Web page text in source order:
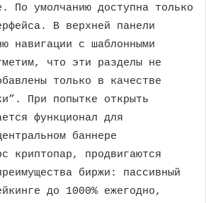
По умолчанию доступна только
В верхней панели
навигации с шаблонными
что эти разделы не
только в качестве
При попытке открыть
функционал для
баннере
криптопар, продвигаются
биржи: пассивный
до 1000% ежегодно,